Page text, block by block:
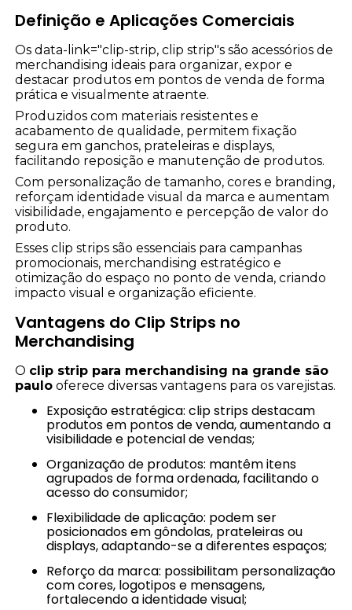
Definição e Aplicações Comerciais
Os data-link="clip-strip, clip strip"s são acessórios de
merchandising ideais para organizar, expor e
destacar produtos em pontos de venda de forma
prática e visualmente atraente.
Produzidos com materiais resistentes e
acabamento de qualidade, permitem fixação
segura em ganchos, prateleiras e displays,
facilitando reposição e manutenção de produtos.
Com personalização de tamanho, cores e branding,
reforçam identidade visual da marca e aumentam
visibilidade, engajamento e percepção de valor do
produto.
Esses clip strips são essenciais para campanhas
promocionais, merchandising estratégico e
otimização do espaço no ponto de venda, criando
impacto visual e organização eficiente.
Vantagens do Clip Strips no
Merchandising
O clip strip para merchandising na grande são
paulo oferece diversas vantagens para os varejistas.
Exposição estratégica: clip strips destacam
produtos em pontos de venda, aumentando a
visibilidade e potencial de vendas;
Organização de produtos: mantêm itens
agrupados de forma ordenada, facilitando o
acesso do consumidor;
Flexibilidade de aplicação: podem ser
posicionados em gôndolas, prateleiras ou
displays, adaptando-se a diferentes espaços;
Reforço da marca: possibilitam personalização
com cores, logotipos e mensagens,
fortalecendo a identidade visual;